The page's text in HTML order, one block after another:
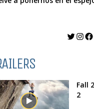
Fall
2